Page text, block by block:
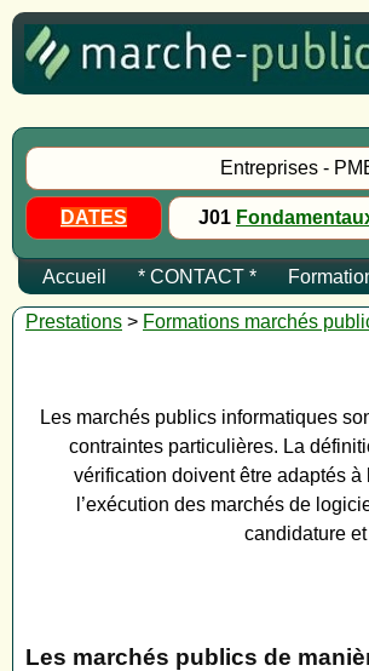
Entreprises -
DATES J01
Accueil * CONTACT *
Prestations > Formations marchés
Les marchés publics informatiques
contraintes particulières. La
vérification doivent être adaptés
l’exécution des marchés de
candidature
Les marchés publics de